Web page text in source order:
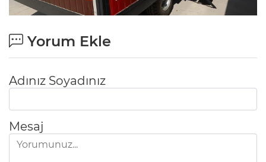
Yorum Ekle
Adınız Soyadınız
Mesaj